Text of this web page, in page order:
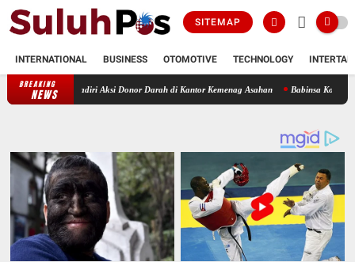
SITEMAP
INTERNATIONAL BUSINESS OTOMOTIVE TECHNOLOGY
BREAKING
NEWS
Hadiri Aksi Donor Darah di Kantor Kemenag Asahan Babinsa Koramil 07/AJ Kodim